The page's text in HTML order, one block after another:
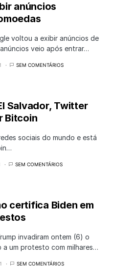
anúncios
voltou a exibir anúncios de
veio após entrar…
SEM COMENTÁRIOS
Salvador, Twitter
Bitcoin
sociais do mundo e está
SEM COMENTÁRIOS
certifica Biden em
invadiram ontem (6) o
a um protesto com milhares…
SEM COMENTÁRIOS